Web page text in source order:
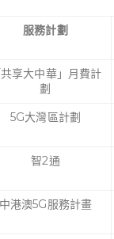
服務計劃
共享大中華」月費計
劃
5G大灣區計劃
智2通
中港澳5G服務計畫